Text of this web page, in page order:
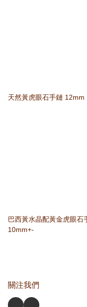
天然黃虎眼石手鏈 12mm
巴西黃水晶配黃金虎眼石
10mm+-
關注我們